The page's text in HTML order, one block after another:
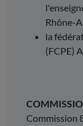
Rhône-
la
(FCPE)
Commission